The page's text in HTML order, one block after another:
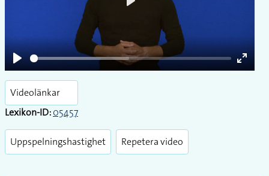
Play
Enter
Videolänkar
Lexikon-ID:05457
Uppspelningshastighet Repetera video